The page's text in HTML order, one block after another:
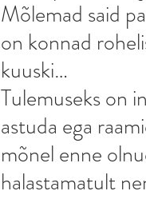
Mõlemad said
on konnad
kuuski…
Tulemuseks on
astuda ega
mõnel enne
halastamatult